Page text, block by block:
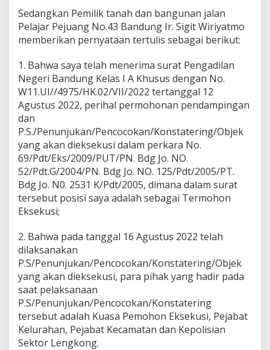
Sedangkan Pemilik tanah dan bangunan jalan
Pelajar Pejuang No.43 Bandung Ir. Sigit Wiriyatmo
memberikan pernyataan tertulis sebagai berikut:
1. Bahwa saya telah menerima surat Pengadilan
Negeri Bandung Kelas I A Khusus dengan No.
W11.UI//4975/HK.02/VII/2022 tertanggal 12
Agustus 2022, perihal permohonan pendampingan
dan
P.S./Penunjukan/Pencocokan/Konstatering/Objek
yang akan dieksekusi dalam perkara No.
69/Pdt/Eks/2009/PUT/PN. Bdg Jo. NO.
52/Pdt.G/2004/PN. Bdg Jo. NO. 125/Pdt/2005/PT.
Bdg Jo. N0. 2531 K/Pdt/2005, dimana dalam surat
tersebut posisi saya adalah sebagai Termohon
Eksekusi;
2. Bahwa pada tanggal 16 Agustus 2022 telah
dilaksanakan
P.S/Penunjukan/Pencocokan/Konstatering/Objek
yang akan dieksekusi, para pihak yang hadir pada
saat pelaksanaan
P.S/Penunjukan/Pencocokan/Konstatering
tersebut adalah Kuasa Pemohon Eksekusi, Pejabat
Kelurahan, Pejabat Kecamatan dan Kepolisian
Sektor Lengkong.